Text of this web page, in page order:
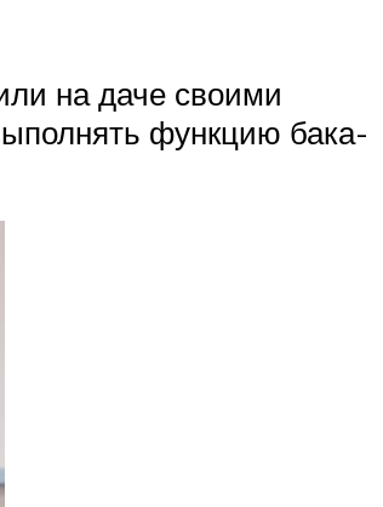
на даче своими
функцию бака-